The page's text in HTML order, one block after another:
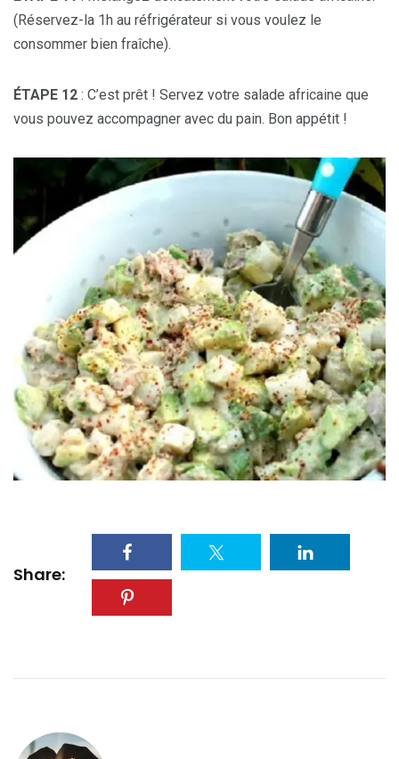
(Réservez-la 1h au réfrigérateur si vous voulez le
consommer bien fraîche).
ÉTAPE 12 : C’est prêt ! Servez votre salade africaine que
vous pouvez accompagner avec du pain. Bon appétit !
Share: